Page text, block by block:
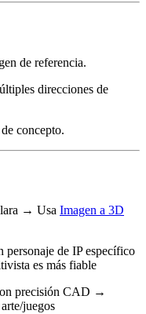
de referencia.
direcciones de
concepto.
→ Usa Imagen a 3D
personaje de IP específico
es más fiable
precisión CAD →
juegos